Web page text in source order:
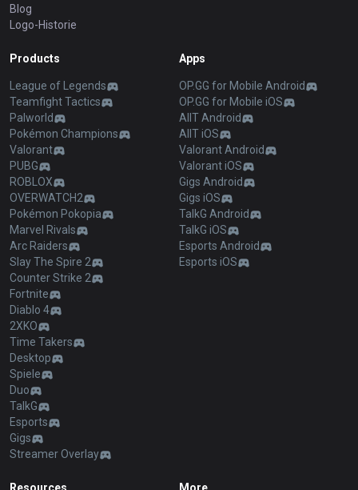
Blog
Logo-Historie
Products
League of Legends
Teamfight Tactics
Palworld
Pokémon Champions
Valorant
PUBG
ROBLOX
OVERWATCH2
Pokémon Pokopia
Marvel Rivals
Arc Raiders
Slay The Spire 2
Counter Strike 2
Fortnite
Diablo 4
2XKO
Time Takers
Desktop
Spiele
Duo
TalkG
Esports
Gigs
Streamer Overlay
Apps
OP.GG for Mobile Android
OP.GG for Mobile iOS
AllT Android
AllT iOS
Valorant Android
Valorant iOS
Gigs Android
Gigs iOS
TalkG Android
TalkG iOS
Esports Android
Esports iOS